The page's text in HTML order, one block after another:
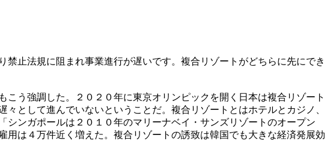
止法規に阻まれ事業進行が遅いです。複合リゾートがどちらに先にでき
う強調した。２０２０年に東京オリンピックを開く日本は複合リゾート
として進んでいないということだ。複合リゾートとはホテルとカジノ、
ンガポールは２０１０年のマリーナベイ・サンズリゾートのオープン
は４万件近く増えた。複合リゾートの誘致は韓国でも大きな経済発展効